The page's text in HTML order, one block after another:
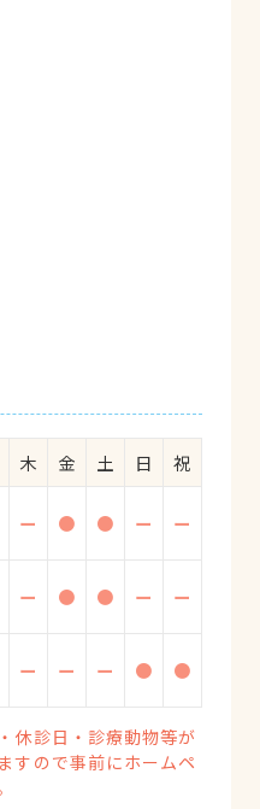
木 金 土 日
祝
ー ● ● ー ー
ー ● ● ー ー
ー ー ー ● ●
休診日・診療動物等が
すので事前にホームペ